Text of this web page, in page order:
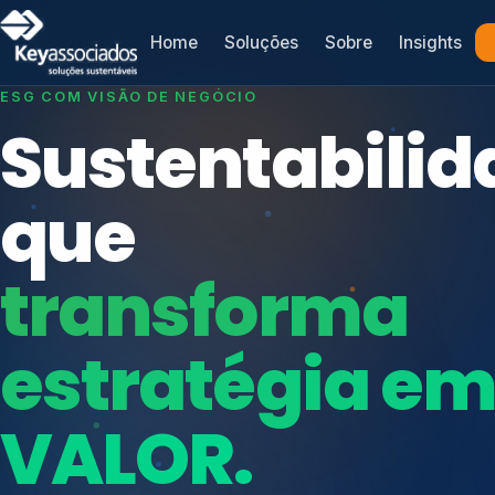
Home Soluções Sobre Insights
que
transforma
estratégia em
VALOR.
SISTEMAS DE GESTÃO OTIMIZADOS E INTEGRADOS
que
protege seu
negócio.
Consultoria, auditoria e treinamentos em ISO
Índices de Mercado
Reputação e Cadeia
Reporte Regulatório